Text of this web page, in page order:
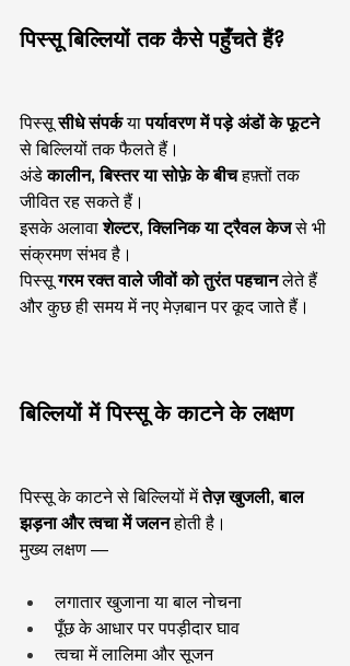
पिस्सू बिल्लियों तक कैसे पहुँचते हैं?
पिस्सू सीधे संपर्क या पर्यावरण में पड़े अंडों के फूटने
से बिल्लियों तक फैलते हैं।
अंडे कालीन, बिस्तर या सोफ़े के बीच हफ़्तों तक
जीवित रह सकते हैं।
इसके अलावा शेल्टर, क्लिनिक या ट्रैवल केज से भी
संक्रमण संभव है।
पिस्सू गरम रक्त वाले जीवों को तुरंत पहचान लेते हैं
और कुछ ही समय में नए मेज़बान पर कूद जाते हैं।
बिल्लियों में पिस्सू के काटने के लक्षण
पिस्सू के काटने से बिल्लियों में तेज़ खुजली, बाल
झड़ना और त्वचा में जलन होती है।
मुख्य लक्षण —
लगातार खुजाना या बाल नोचना
पूँछ के आधार पर पपड़ीदार घाव
त्वचा में लालिमा और सूजन